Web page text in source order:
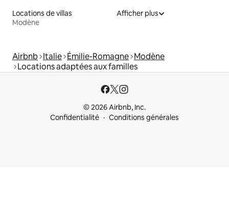
Locations de villas
Modène
Afficher plus
Airbnb Italie Émilie-Romagne Modène
Locations adaptées aux familles
© 2026 Airbnb, Inc.
Confidentialité
Conditions générales